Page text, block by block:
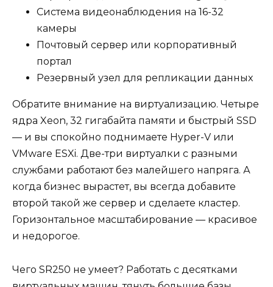
Система видеонаблюдения на 16-32
камеры
Почтовый сервер или корпоративный
портал
Резервный узел для репликации данных
Обратите внимание на виртуализацию. Четыре
ядра Xeon, 32 гигабайта памяти и быстрый SSD
— и вы спокойно поднимаете Hyper-V или
VMware ESXi. Две-три виртуалки с разными
службами работают без малейшего напряга. А
когда бизнес вырастет, вы всегда добавите
второй такой же сервер и сделаете кластер.
Горизонтальное масштабирование — красивое
и недорогое.
Чего SR250 не умеет? Работать с десятками